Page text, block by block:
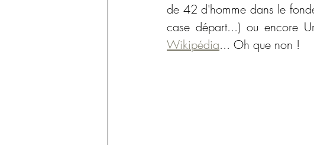
de 42 d'homme dans le
Wikipédia... Oh que non !